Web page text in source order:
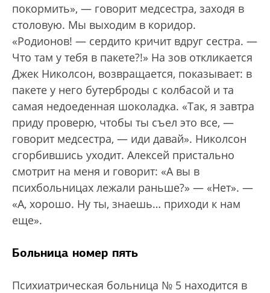
покормить», — говорит медсестра, заходя в
столовую. Мы выходим в коридор.
«Родионов! — сердито кричит вдруг сестра. —
Что там у тебя в пакете?!» На зов откликается
Джек Николсон, возвращается, показывает: в
пакете у него бутерброды с колбасой и та
самая недоеденная шоколадка. «Так, я завтра
приду проверю, чтобы ты съел это все, —
говорит медсестра, — иди давай». Николсон
сгорбившись уходит. Алексей пристально
смотрит на меня и говорит: «А вы в
психбольницах лежали раньше?» — «Нет». —
«А, хорошо. Ну ты, знаешь… приходи к нам
еще».
Больница номер пять
Психиатрическая больница № 5 находится в